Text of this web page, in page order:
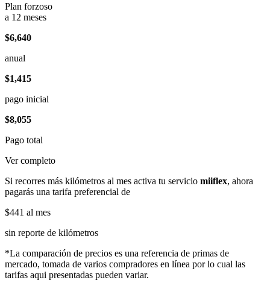
Plan forzoso
a 12 meses
$6,640
anual
$1,415
pago inicial
$8,055
Pago total
Ver completo
Si recorres más kilómetros al mes activa tu servicio miiflex, ahora
pagarás una tarifa preferencial de
$441 al mes
sin reporte de kilómetros
*La comparación de precios es una referencia de primas de
mercado, tomada de varios compradores en línea por lo cual las
tarifas aqui presentadas pueden variar.